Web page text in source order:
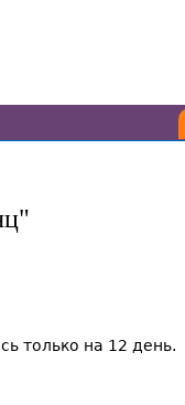
только на 12 день.